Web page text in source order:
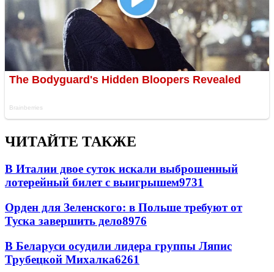
ЧИТАЙТЕ ТАКЖЕ
В Италии двое суток искали выброшенный
лотерейный билет с выигрышем9731
Орден для Зеленского: в Польше требуют от
Туска завершить дело8976
В Беларуси осудили лидера группы Ляпис
Трубецкой Михалка6261